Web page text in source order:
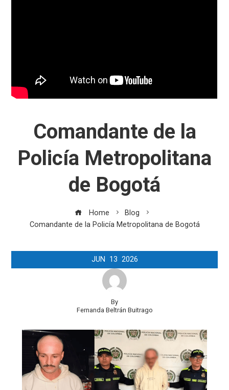
Comandante de la
Policía Metropolitana
de Bogotá
Home
Blog
Comandante de la Policía Metropolitana de Bogotá
JUN 13 2026
By
Fernanda Beltrán Buitrago